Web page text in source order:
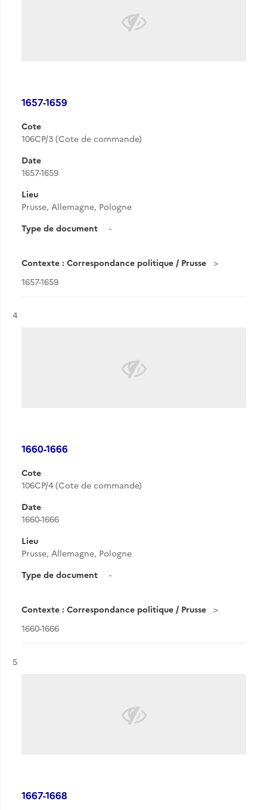
1657-1659
Cote
106CP/3 (Cote de commande)
Date
1657-1659
Lieu
Prusse, Allemagne, Pologne
Type de document
-
Contexte : Correspondance politique / Prusse
1657-1659
Résultat n°
4
1660-1666
Cote
106CP/4 (Cote de commande)
Date
1660-1666
Lieu
Prusse, Allemagne, Pologne
Type de document
-
Contexte : Correspondance politique / Prusse
1660-1666
Résultat n°
5
1667-1668